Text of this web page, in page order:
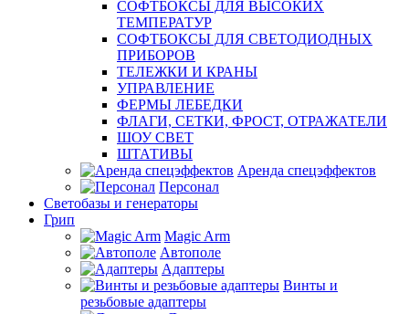
СОФТБОКСЫ ДЛЯ ВЫСОКИХ
ТЕМПЕРАТУР
СОФТБОКСЫ ДЛЯ СВЕТОДИОДНЫХ
ПРИБОРОВ
ТЕЛЕЖКИ И КРАНЫ
УПРАВЛЕНИЕ
ФЕРМЫ ЛЕБЕДКИ
ФЛАГИ, СЕТКИ, ФРОСТ, ОТРАЖАТЕЛИ
ШОУ СВЕТ
ШТАТИВЫ
Аренда спецэффектов
Персонал
Светобазы и генераторы
Грип
Magic Arm
Автополе
Адаптеры
Винты и
резьбовые адаптеры